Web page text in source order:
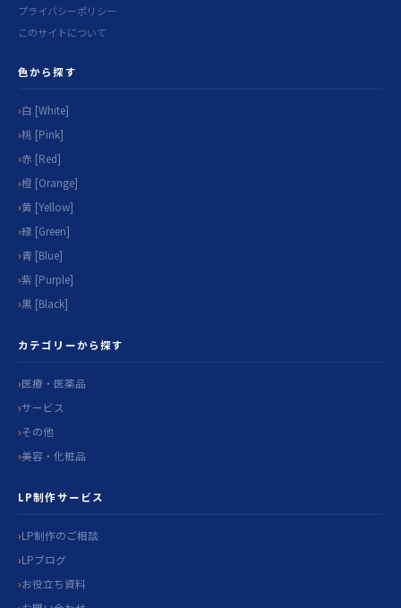
プライバシーポリシー
このサイトについて
色から探す
白 [White]
桃 [Pink]
赤 [Red]
橙 [Orange]
黄 [Yellow]
緑 [Green]
青 [Blue]
紫 [Purple]
黒 [Black]
カテゴリーから探す
医療・医薬品
サービス
その他
美容・化粧品
LP制作サービス
LP制作のご相談
LPブログ
お役立ち資料